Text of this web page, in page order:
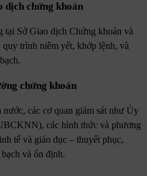
dịch chứng khoán
tại Sở Giao dịch Chứng khoán và
trình niêm yết, khớp lệnh, và
chứng khoán
các cơ quan giám sát như Ủy
các hình thức và phương
tế và giáo dục – thuyết phục,
và ổn định.